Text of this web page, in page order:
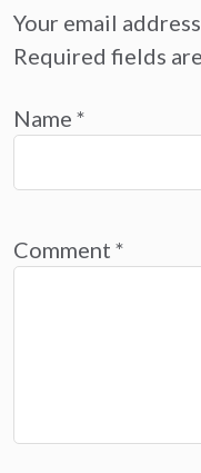
Your email
Required fields
Name *
Comment *